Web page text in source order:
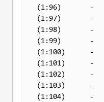
(1:96)       -
(1:97)       -
(1:98)       -
(1:99)       -
(1:100)      -
(1:101)      -
(1:102)      -
(1:103)      -
(1:104)      -